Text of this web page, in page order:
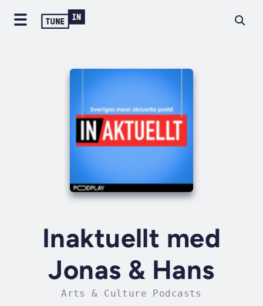
Inaktuellt med
Jonas & Hans
Arts & Culture Podcasts